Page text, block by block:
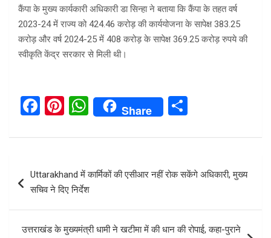
कैंपा के मुख्य कार्यकारी अधिकारी डा सिन्हा ने बताया कि कैंपा के तहत वर्ष
2023-24 में राज्य को 424.46 करोड़ की कार्ययोजना के सापेक्ष 383.25
करोड़ और वर्ष 2024-25 में 408 करोड़ के सापेक्ष 369.25 करोड़ रुपये की
स्वीकृति केंद्र सरकार से मिली थी।
F
ce
o
k
Pi
er
es
t
W
at
A
p
Share
ar
e
navigation
Uttarakhand में कार्मिकों की एसीआर नहीं रोक सकेंगे अधिकारी, मुख्य
सचिव ने दिए निर्देश
उत्तराखंड के मुख्यमंत्री धामी ने खटीमा में की धान की रोपाई, कहा-पुराने